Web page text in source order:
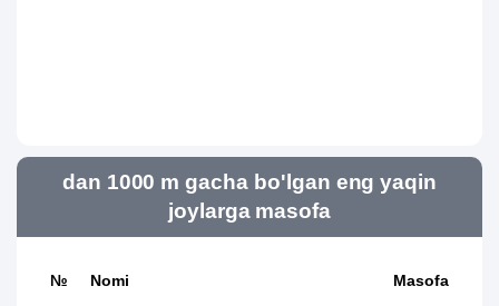
dan 1000 m gacha bo'lgan eng yaqin
joylarga masofa
№ Nomi Masofa